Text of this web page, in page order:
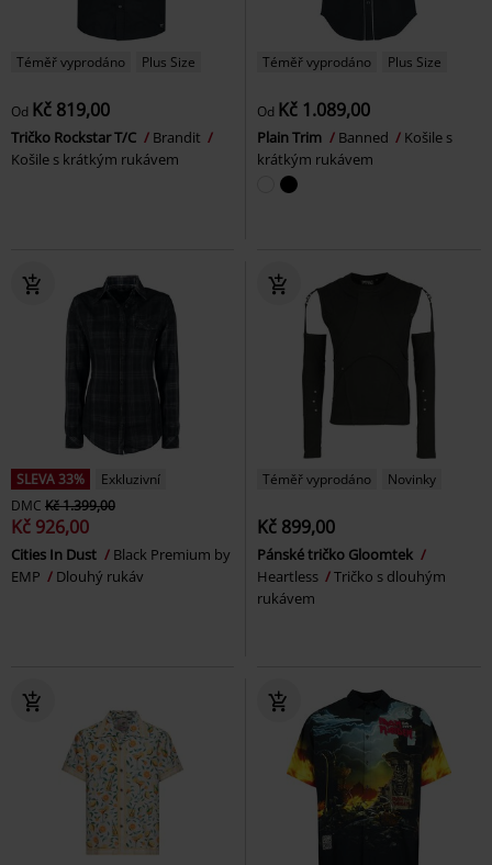
Téměř vyprodáno Plus Size
Od Kč 819,00
Tričko Rockstar T/C
Brandit
Košile s krátkým rukávem
Téměř vyprodáno Plus Size
Od Kč 1.089,00
Plain Trim Banned
Košile s
krátkým rukávem
SLEVA 33%
Exkluzivní
DMC Kč 1.399,00
Kč 926,00
Cities In Dust
Black Premium by
EMP
Dlouhý rukáv
Téměř vyprodáno Novinky
Kč 899,00
Pánské tričko Gloomtek
Heartless
Tričko s dlouhým
rukávem